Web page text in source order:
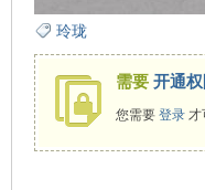
玲珑
需要 开通
您需要 登录才